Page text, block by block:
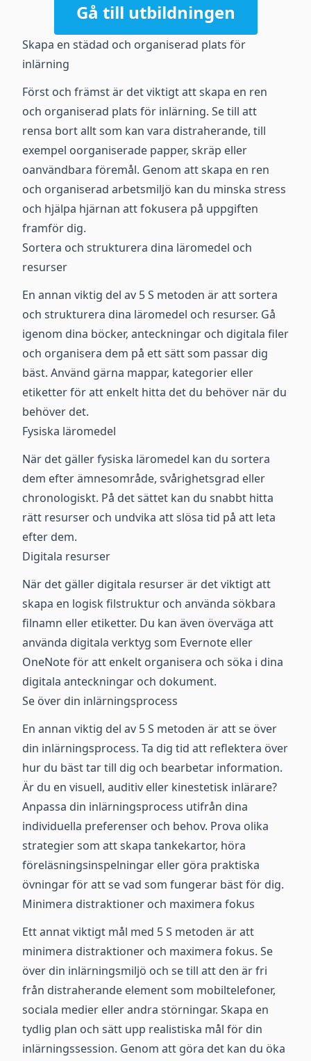
Gå till utbildningen
Skapa en städad och organiserad plats för
inlärning
Först och främst är det viktigt att skapa en ren
och organiserad plats för inlärning. Se till att
rensa bort allt som kan vara distraherande, till
exempel oorganiserade papper, skräp eller
oanvändbara föremål. Genom att skapa en ren
och organiserad arbetsmiljö kan du minska stress
och hjälpa hjärnan att fokusera på uppgiften
framför dig.
Sortera och strukturera dina läromedel och
resurser
En annan viktig del av 5 S metoden är att sortera
och strukturera dina läromedel och resurser. Gå
igenom dina böcker, anteckningar och digitala filer
och organisera dem på ett sätt som passar dig
bäst. Använd gärna mappar, kategorier eller
etiketter för att enkelt hitta det du behöver när du
behöver det.
Fysiska läromedel
När det gäller fysiska läromedel kan du sortera
dem efter ämnesområde, svårighetsgrad eller
chronologiskt. På det sättet kan du snabbt hitta
rätt resurser och undvika att slösa tid på att leta
efter dem.
Digitala resurser
När det gäller digitala resurser är det viktigt att
skapa en logisk filstruktur och använda sökbara
filnamn eller etiketter. Du kan även överväga att
använda digitala verktyg som Evernote eller
OneNote för att enkelt organisera och söka i dina
digitala anteckningar och dokument.
Se över din inlärningsprocess
En annan viktig del av 5 S metoden är att se över
din inlärningsprocess. Ta dig tid att reflektera över
hur du bäst tar till dig och bearbetar information.
Är du en visuell, auditiv eller kinestetisk inlärare?
Anpassa din inlärningsprocess utifrån dina
individuella preferenser och behov. Prova olika
strategier som att skapa tankekartor, höra
föreläsningsinspelningar eller göra praktiska
övningar för att se vad som fungerar bäst för dig.
Minimera distraktioner och maximera fokus
Ett annat viktigt mål med 5 S metoden är att
minimera distraktioner och maximera fokus. Se
över din inlärningsmiljö och se till att den är fri
från distraherande element som mobiltelefoner,
sociala medier eller andra störningar. Skapa en
tydlig plan och sätt upp realistiska mål för din
inlärningssession. Genom att göra det kan du öka